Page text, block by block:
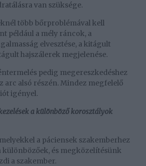
van szüksége.
több bőrproblémával kell
például a mély ráncok, a
elvesztése, a kitágult
hajszálerek megjelenése.
pedig megereszkedéshez
arc alsó részén. Mindez megfelelő
igényel.
a különböző korosztályok
a páciensek szakemberhez
és megközelítésünk
a szakember.